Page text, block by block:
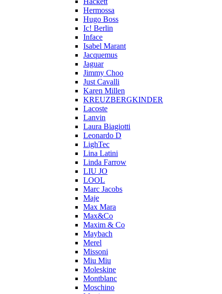
Hermossa
Hugo Boss
Ic! Berlin
Inface
Isabel Marant
Jacquemus
Jaguar
Jimmy Choo
Just Cavalli
Karen Millen
KREUZBERGKINDER
Lacoste
Lanvin
Laura Biagiotti
Leonardo D
LighTec
Lina Latini
Linda Farrow
LIU JO
LOOL
Marc Jacobs
Maje
Max Mara
Max&Co
Maxim & Co
Maybach
Merel
Missoni
Miu Miu
Moleskine
Montblanc
Moschino